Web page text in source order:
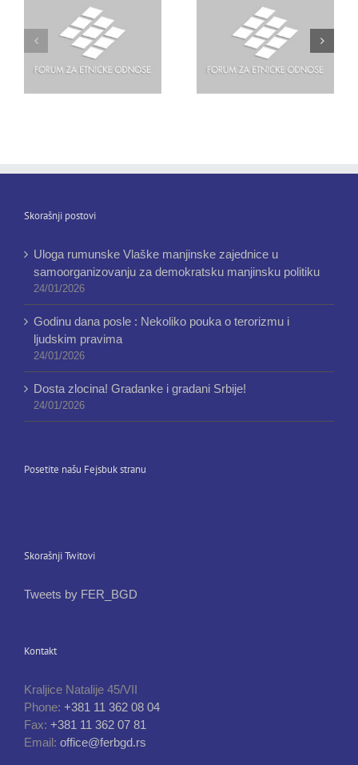
Skorašnji postovi
Uloga rumunske Vlaške manjinske zajednice u
samoorganizovanju za demokratsku manjinsku politiku
24/01/2026
Godinu dana posle : Nekoliko pouka o terorizmu i
ljudskim pravima
24/01/2026
Dosta zlocina! Gradanke i gradani Srbije!
24/01/2026
Posetite našu Fejsbuk stranu
Skorašnji Twitovi
Tweets by FER_BGD
Kontakt
Kraljice Natalije 45/VII
Phone: +381 11 362 08 04
Fax: +381 11 362 07 81
Email: office@ferbgd.rs